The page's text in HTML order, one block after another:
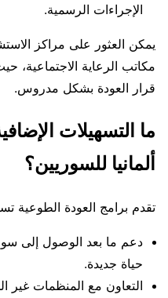
الإجراءات الرسمية.
يمكن العثور على مراكز
مكاتب الرعاية الاجتماعية،
قرار العودة بشكل مدروس.
ما التسهيلات
ألمانيا للسوريين؟
تقدم برامج العودة الطوعية
دعم ما بعد الوصول إلى
حياة جديدة.
التعاون مع المنظمات غير